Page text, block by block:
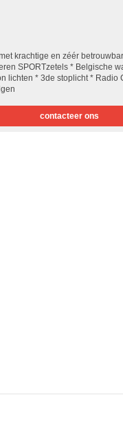
krachtige en zéér
SPORTzetels * Belgische
lichten * 3de stoplicht *
contacteer ons